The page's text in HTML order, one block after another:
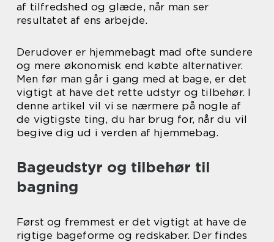
af tilfredshed og glæde, når man ser
resultatet af ens arbejde.
Derudover er hjemmebagt mad ofte sundere
og mere økonomisk end købte alternativer.
Men før man går i gang med at bage, er det
vigtigt at have det rette udstyr og tilbehør. I
denne artikel vil vi se nærmere på nogle af
de vigtigste ting, du har brug for, når du vil
begive dig ud i verden af hjemmebag.
Bageudstyr og tilbehør til
bagning
Først og fremmest er det vigtigt at have de
rigtige bageforme og redskaber. Der findes